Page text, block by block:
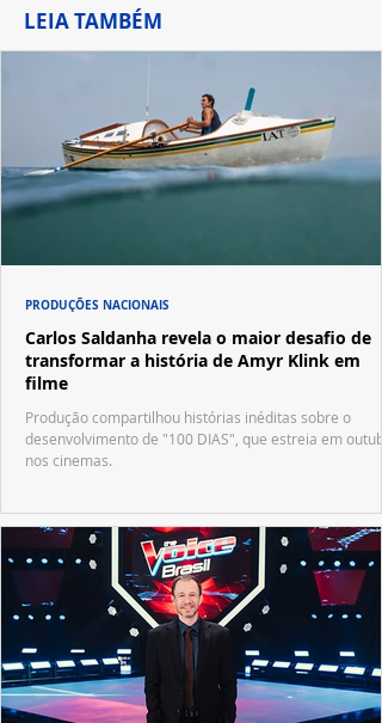
LEIA TAMBÉM
Carlos Saldanha revela o maior desafio de
transformar a história de Amyr Klink em
filme
Produção compartilhou histórias inéditas sobre o
desenvolvimento de "100 DIAS", que estreia em
nos cinemas.
PRODUÇÕES NACIONAIS